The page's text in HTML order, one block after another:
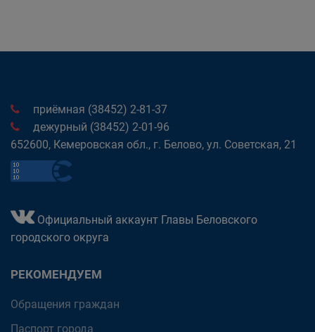
приёмная (38452) 2-81-37
дежурный (38452) 2-01-96
652600, Кемеровская обл., г. Белово, ул. Советская, 21
Официальный аккаунт Главы Беловского
городского округа
РЕКОМЕНДУЕМ
Обращения граждан
Паспорт города